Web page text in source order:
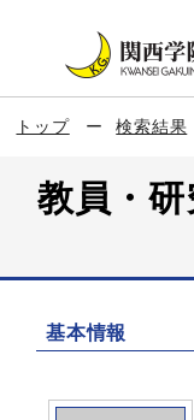
トップ 検索結果
教員・
基本情報